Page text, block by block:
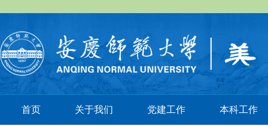
首页 关于我们 党建工作 本科工作